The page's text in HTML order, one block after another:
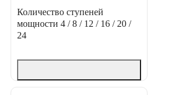
Количество ступеней
мощности 4 / 8 / 12 / 16 / 20 /
24